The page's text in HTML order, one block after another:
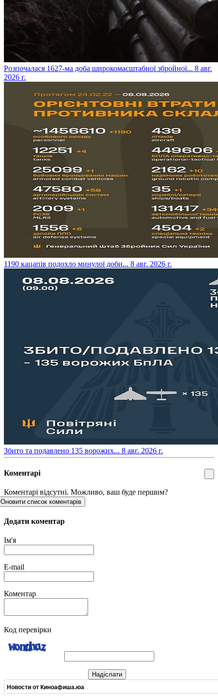
​Розпочалася 1627-ма доба широкомасштабної збройної... 8 авг.
2026 г.
​1190 кацапів подохло минулої доби... 8 авг. 2026 г.
​Збито та подавлено 135 ворожих... 8 авг. 2026 г.
Коментарі
Коментарі відсутні. Можливо, ваш буде першим?
Оновити список коментарів
Додати коментар
Ім'я
E-mail
Коментар
Код перевірки
Надіслати
Новости от Киноафиша.юа